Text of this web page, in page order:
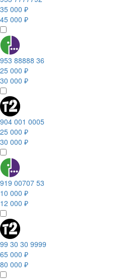
35 000 ₽
45 000 ₽
953 88888 36
25 000 ₽
30 000 ₽
904 001 0005
25 000 ₽
30 000 ₽
919 00707 53
10 000 ₽
12 000 ₽
99 30 30 9999
65 000 ₽
80 000 ₽